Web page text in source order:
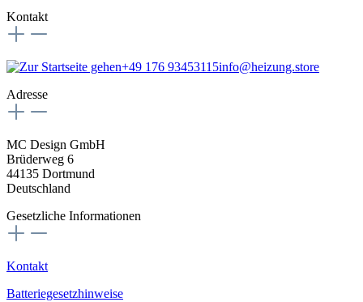
Kontakt
+49 176 93453115info@heizung.store
Adresse
MC Design GmbH
Brüderweg 6
44135 Dortmund
Deutschland
Gesetzliche Informationen
Kontakt
Batteriegesetzhinweise